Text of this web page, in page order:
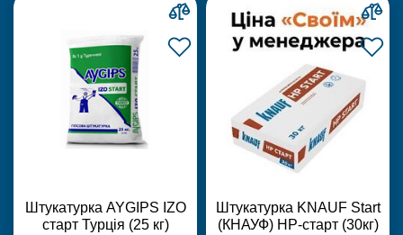
Штукатурка AYGIPS IZO
старт Турція (25 кг)
Штукатурка KNAUF Start
(КНАУФ) НР-старт (30кг)